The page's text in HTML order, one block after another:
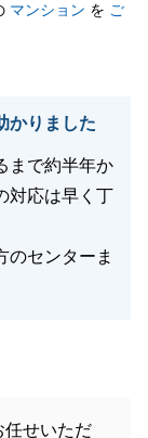
マンション を ご
かりました
まで約半年か
対応は早く丁
のセンターま
任せいただ